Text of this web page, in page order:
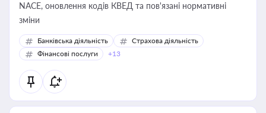
NACE, оновлення кодів КВЕД та пов'язані нормативні
зміни
Банківська діяльність
Страхова діяльність
Фінансові послуги
+13